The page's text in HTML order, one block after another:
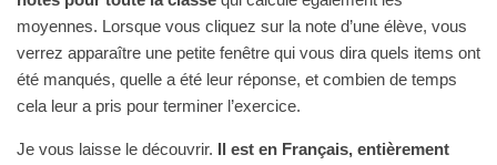
moyennes. Lorsque vous cliquez sur la note d’une élève, vous
verrez apparaître une petite fenêtre qui vous dira quels items ont
été manqués, quelle a été leur réponse, et combien de temps
cela leur a pris pour terminer l’exercice.
Je vous laisse le découvrir. Il est en Français, entièrement